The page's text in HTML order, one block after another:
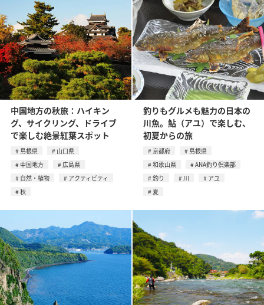
中国地方の秋旅：ハイキン
グ、サイクリング、ドライブ
で楽しむ絶景紅葉スポット
島根県
山口県
中国地方
広島県
自然・植物
アクティビティ
秋
釣りもグルメも魅力の日本の
川魚。鮎（アユ）で楽しむ、
初夏からの旅
京都府
島根県
和歌山県
ANA釣り倶楽部
釣り
川
アユ
夏